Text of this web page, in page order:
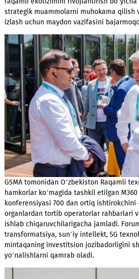
Mobiuz mobil operatori GSMA’ning
assotsiatsiya faoliyati va
Joriy anjuman ham bundan mustasno
raqamli ekotizimini rivojlantirish
strategik muammolarni muhokama
izlash uchun maydon vazifasini
GSMA tomonidan O‘zbekiston
hamkorlar ko‘magida tashkil etilgan
konferensiyasi 700 dan ortiq